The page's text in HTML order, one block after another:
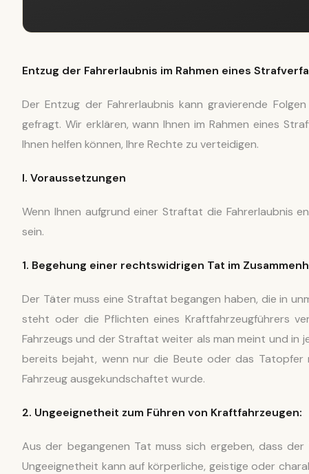
Entzug der Fahrerlaubnis im Rahmen eines
Der Entzug der Fahrerlaubnis kann gravierende
gefragt. Wir erklären, wann Ihnen im Rahmen eines
Ihnen helfen können, Ihre Rechte zu verteidigen.
I. Voraussetzungen
Wenn Ihnen aufgrund einer Straftat die Fahrerlaubnis
sein.
1. Begehung einer rechtswidrigen Tat im
Der Täter muss eine Straftat begangen haben, die in
steht oder die Pflichten eines Kraftfahrzeugführers
Fahrzeugs und der Straftat weiter als man meint und in
bereits bejaht, wenn nur die Beute oder das
Fahrzeug ausgekundschaftet wurde.
2. Ungeeignetheit zum Führen von Kraftfahrzeugen:
Aus der begangenen Tat muss sich ergeben, dass
Ungeeignetheit kann auf körperliche, geistige oder